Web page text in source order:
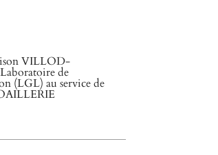
VILLOD-
de
(LGL) au service de